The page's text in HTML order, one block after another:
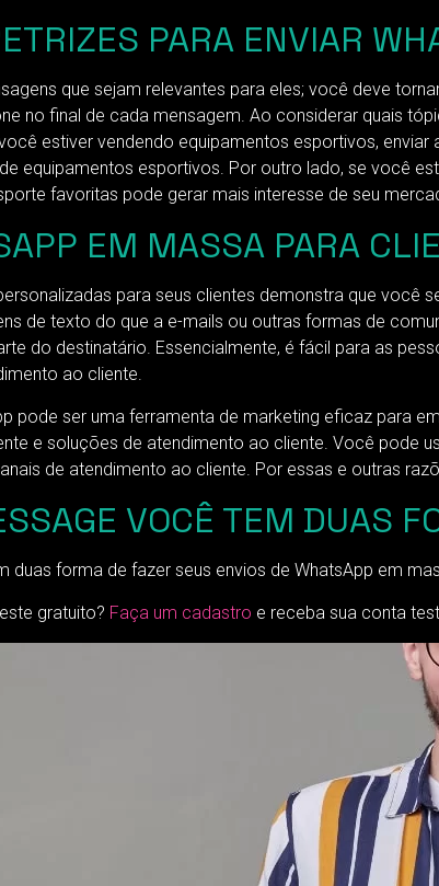
PARA ENVIAR
que sejam relevantes para eles; você deve
no final de cada mensagem. Ao considerar quais
estiver vendendo equipamentos esportivos,
equipamentos esportivos. Por outro lado, se você
favoritas pode gerar mais interesse de seu
EM MASSA PARA
para seus clientes demonstra que
de texto do que a e-mails ou outras formas de
do destinatário. Essencialmente, é fácil para as
ao cliente.
pode ser uma ferramenta de marketing eficaz para
e soluções de atendimento ao cliente. Você pode
de atendimento ao cliente. Por essas e outras
VOCÊ TEM DUAS
duas forma de fazer seus envios de WhatsApp em
gratuito? Faça um cadastro e receba sua conta